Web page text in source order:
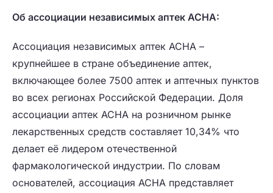
Об ассоциации независимых аптек АСНА:
Ассоциация независимых аптек АСНА –
крупнейшее в стране объединение аптек,
включающее более 7500 аптек и аптечных пунктов
во всех регионах Российской Федерации. Доля
ассоциации аптек АСНА на розничном рынке
лекарственных средств составляет 10,34% что
делает её лидером отечественной
фармакологической индустрии. По словам
основателей, ассоциация АСНА представляет